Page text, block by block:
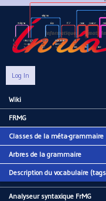
Aller
Log In
Main menu
Wiki
FRMG
Classes de la méta-grammaire
Arbres de la grammaire
Description du vocabulaire
Analyseur syntaxique FrMG